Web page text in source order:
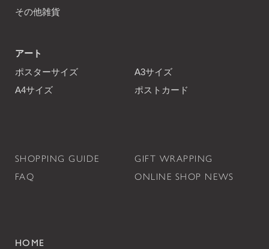
その他雑貨
アート
ポスターサイズ
A3サイズ
A4サイズ
ポストカード
SHOPPING GUIDE
GIFT WRAPPING
FAQ
ONLINE SHOP NEWS
HOME